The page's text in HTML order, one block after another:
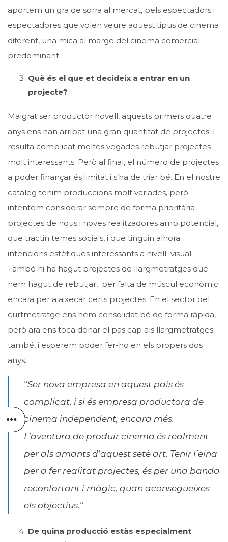
aportem un gra de sorra al mercat, pels espectadors i
espectadores que volen veure aquest tipus de cinema
diferent, una mica al marge del cinema comercial
predominant.
Què és el que et decideix a entrar en un
projecte?
Malgrat ser productor novell, aquests primers quatre
anys ens han arribat una gran quantitat de projectes. I
resulta complicat moltes vegades rebutjar projectes
molt interessants. Però al final, el número de projectes
a poder finançar és limitat i s’ha de triar bé. En el nostre
catàleg tenim produccions molt variades, però
intentem considerar sempre de forma prioritària
projectes de nous i noves realitzadores amb potencial,
que tractin temes socials, i que tinguin alhora
intencions estètiques interessants a nivell visual.
També hi ha hagut projectes de llargmetratges que
hem hagut de rebutjar, per falta de múscul econòmic
encara per a aixecar certs projectes. En el sector del
curtmetratge ens hem consolidat bé de forma ràpida,
però ara ens toca donar el pas cap als llargmetratges
també, i esperem poder fer-ho en els propers dos
anys.
“Ser nova empresa en aquest país és
complicat, i si és empresa productora de
cinema independent, encara més.
L’aventura de produir cinema és realment
per als amants d’aquest setè art. Tenir l’eina
per a fer realitat projectes, és per una banda
reconfortant i màgic, quan aconsegueixes
els objectius.“
De quina producció estàs especialment